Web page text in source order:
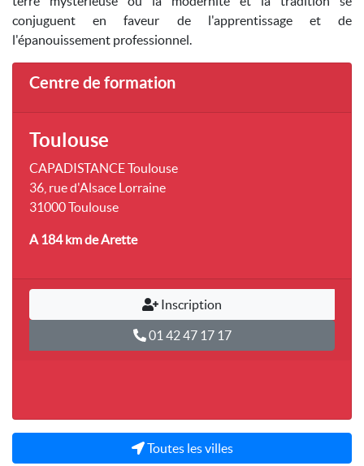
conjuguent en faveur de l'apprentissage et de
l'épanouissement professionnel.
Centre de formation
Toulouse
CAPADISTANCE Toulouse
36, rue d'Alsace Lorraine
31000 Toulouse
A 184 kmde Arette
Inscription
01 42 47 17 17
Toutes les villes